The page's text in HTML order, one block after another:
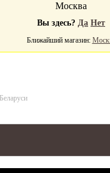
Москва
Вы здесь? Да Нет
Ближайший магазин: